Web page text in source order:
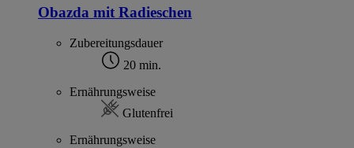
Obazda mit Radieschen
Zubereitungsdauer
20 min.
Ernährungsweise
Glutenfrei
Ernährungsweise